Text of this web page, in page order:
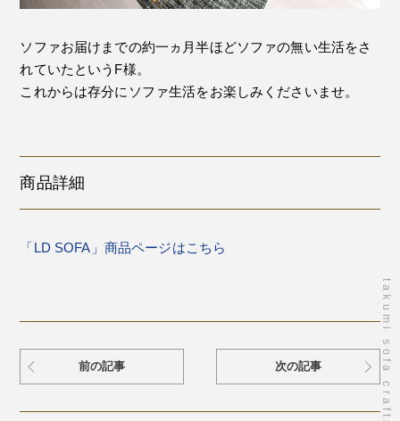
ソファお届けまでの約一ヵ月半ほどソファの無い生活をさ
れていたというF様。
これからは存分にソファ生活をお楽しみくださいませ。
商品詳細
「LD SOFA」商品ページはこちら
前の記事 次の記事